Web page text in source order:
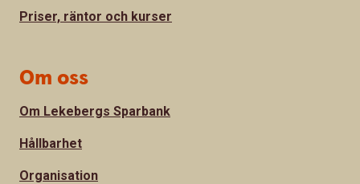
Priser, räntor och kurser
Om oss
Om Lekebergs Sparbank
Hållbarhet
Organisation